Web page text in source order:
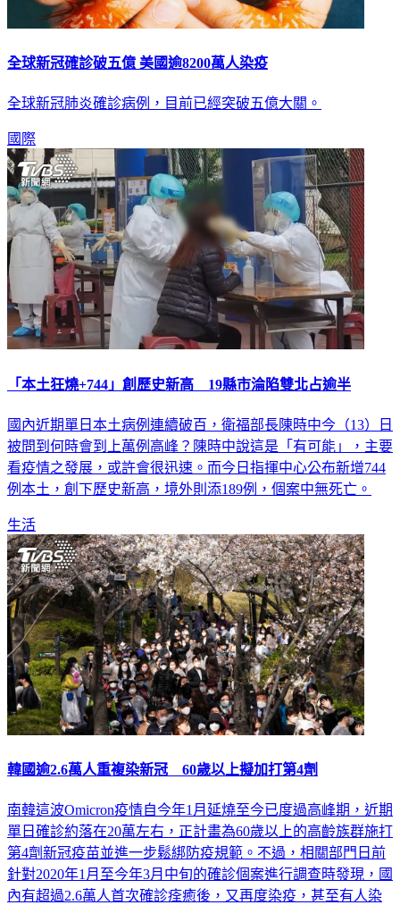
全球新冠確診破五億 美國逾8200萬人染疫
全球新冠肺炎確診病例，目前已經突破五億大關。
國際
「本土狂燒+744」創歷史新高 19縣市淪陷雙北占逾半
國內近期單日本土病例連續破百，衛福部長陳時中今（13）日
被問到何時會到上萬例高峰？陳時中說這是「有可能」，主要
看疫情之發展，或許會很迅速。而今日指揮中心公布新增744
例本土，創下歷史新高，境外則添189例，個案中無死亡。
生活
韓國逾2.6萬人重複染新冠 60歲以上擬加打第4劑
南韓這波Omicron疫情自今年1月延燒至今已度過高峰期，近期
單日確診約落在20萬左右，正計畫為60歲以上的高齡族群施打
第4劑新冠疫苗並進一步鬆綁防疫規範。不過，相關部門日前
針對2020年1月至今年3月中旬的確診個案進行調查時發現，國
內有超過2.6萬人首次確診痊癒後，又再度染疫，甚至有人染